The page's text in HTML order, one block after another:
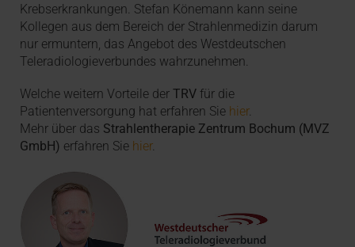
Krebs­erkrankungen. Stefan Könemann kann seine
Kollegen aus dem Bereich der Strahlen­medizin darum
nur ermuntern, das Angebot des Westdeutschen
Teleradiologieverbundes wahrzunehmen.
Welche weitern Vorteile derTRV für die
Patientenversorgung hat erfahren Sie hier.
Mehr über das Strahlentherapie Zentrum Bochum (MVZ
GmbH) erfahren Sie hier.